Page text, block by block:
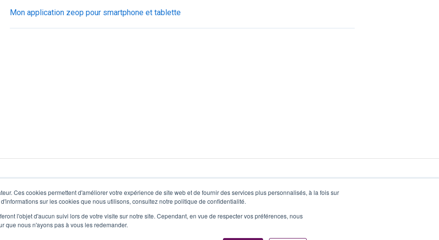
Ces cookies permettent d'améliorer votre expérience de site web et de fournir des services plus personnalisés, à la fois sur
sur les cookies que nous utilisons, consultez notre politique de confidentialité.
l'objet d'aucun suivi lors de votre visite sur notre site. Cependant, en vue de respecter vos préférences, nous
que nous n'ayons pas à vous les redemander.
Mon application zeop pour smartphone et tablette